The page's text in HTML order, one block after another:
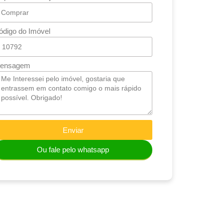
do Imóvel
Enviar
Ou fale pelo whatsapp